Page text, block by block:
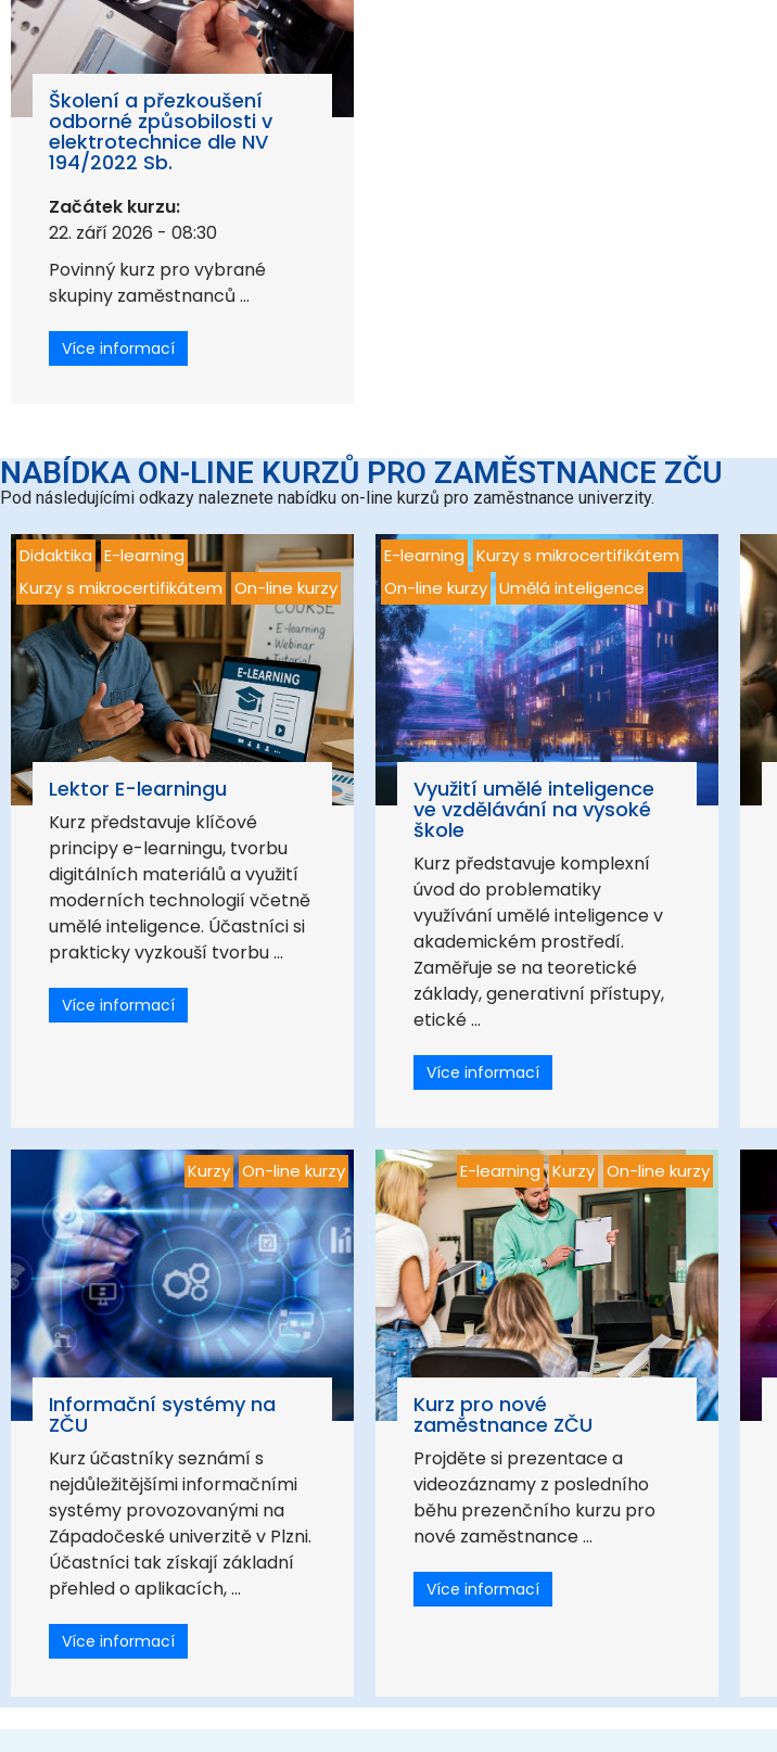
Školení a přezkoušení
odborné způsobilosti v
elektrotechnice dle NV
194/2022 Sb.
Začátek kurzu:
22. září 2026 - 08:30
Povinný kurz pro vybrané
skupiny zaměstnanců ...
Více informací
NABÍDKA ON-LINE KURZŮ PRO ZAMĚSTNANCE ZČU
Pod následujícími odkazy naleznete nabídku on-line kurzů pro zaměstnance univerzity.
Didaktika E-learning
Kurzy s mikrocertifikátem On-line kurzy
Lektor E-learningu
Kurz představuje klíčové
principy e-learningu, tvorbu
digitálních materiálů a využití
moderních technologií včetně
umělé inteligence. Účastníci si
prakticky vyzkouší tvorbu ...
Více informací
E-learning Kurzy s mikrocertifikátem
On-line kurzy Umělá inteligence
Využití umělé inteligence
ve vzdělávání na vysoké
škole
Kurz představuje komplexní
úvod do problematiky
využívání umělé inteligence v
akademickém prostředí.
Zaměřuje se na teoretické
základy, generativní přístupy,
etické ...
Více informací
Kurzy On-line kurzy
Informační systémy na
ZČU
Kurz účastníky seznámí s
nejdůležitějšími informačními
systémy provozovanými na
Západočeské univerzitě v Plzni.
Účastníci tak získají základní
přehled o aplikacích, ...
Více informací
E-learning Kurzy On-line kurzy
Kurz pro nové
zaměstnance ZČU
Projděte si prezentace a
videozáznamy z posledního
běhu prezenčního kurzu pro
nové zaměstnance ...
Více informací